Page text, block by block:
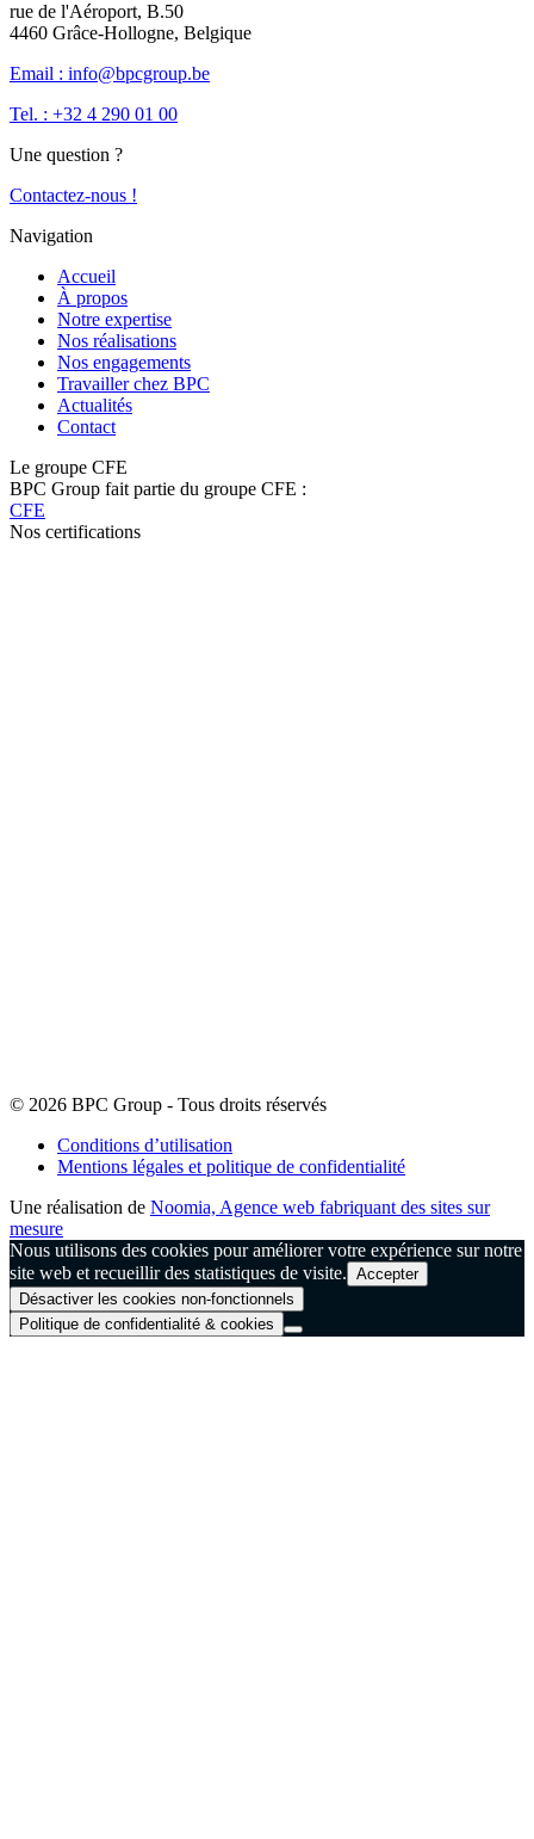
rue de l'Aéroport, B.50
4460 Grâce-Hollogne, Belgique
Email : info@bpcgroup.be
Tel. : +32 4 290 01 00
Une question ?
Contactez-nous !
Navigation
Accueil
À propos
Notre expertise
Nos réalisations
Nos engagements
Travailler chez BPC
Actualités
Contact
Le groupe CFE
BPC Group fait partie du groupe CFE :
CFE
Nos certifications
© 2026 BPC Group - Tous droits réservés
Conditions d’utilisation
Mentions légales et politique de confidentialité
Une réalisation de Noomia, Agence web fabriquant des sites sur
mesure
Nous utilisons des cookies pour améliorer votre expérience sur notre
site web et recueillir des statistiques de visite. Accepter
Désactiver les cookies non-fonctionnels
Politique de confidentialité & cookies